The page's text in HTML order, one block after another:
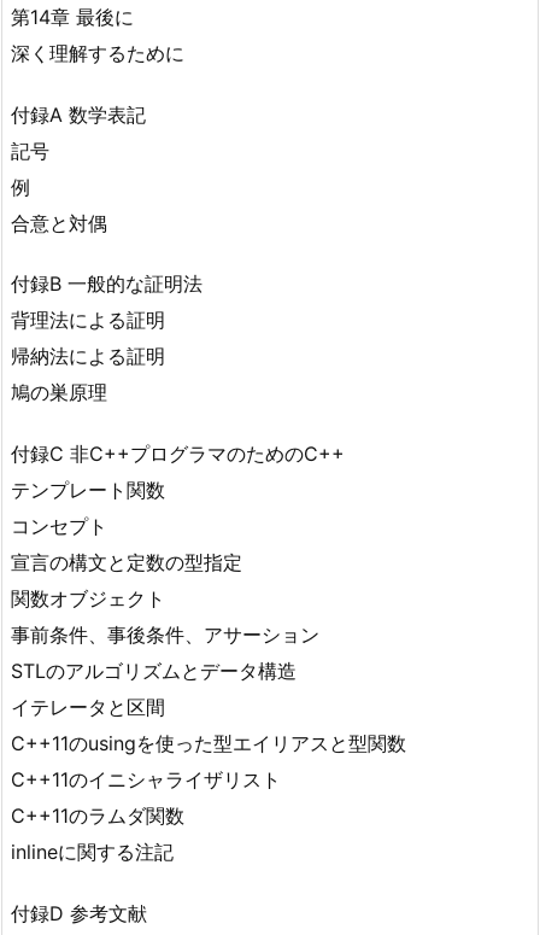
第14章 最後に
深く理解するために
付録A 数学表記
記号
例
合意と対偶
付録B 一般的な証明法
背理法による証明
帰納法による証明
鳩の巣原理
付録C 非C++プログラマのためのC++
テンプレート関数
コンセプト
宣言の構文と定数の型指定
関数オブジェクト
事前条件、事後条件、アサーション
STLのアルゴリズムとデータ構造
イテレータと区間
C++11のusingを使った型エイリアスと型関数
C++11のイニシャライザリスト
C++11のラムダ関数
inlineに関する注記
付録D 参考文献